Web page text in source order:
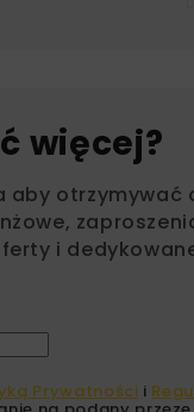
więcej?
aby otrzymywać
i
Prywatności i